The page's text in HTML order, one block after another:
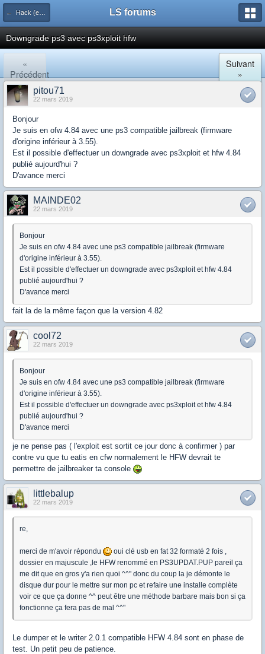
← Hack (exploits, homebrews...) LS forums
Downgrade ps3 avec ps3xploit hfw
«
Précédent
Suivant
»
pitou71
22 mars 2019
Bonjour
Je suis en ofw 4.84 avec une ps3 compatible jailbreak (firmware
d'origine inférieur à 3.55).
Est il possible d'effectuer un downgrade avec ps3xploit et hfw 4.84
publié aujourd'hui ?
D'avance merci
MAINDE02
22 mars 2019
Bonjour
Je suis en ofw 4.84 avec une ps3 compatible jailbreak (firmware
d'origine inférieur à 3.55).
Est il possible d'effectuer un downgrade avec ps3xploit et hfw 4.84
publié aujourd'hui ?
D'avance merci
fait la de la même façon que la version 4.82
cool72
22 mars 2019
Bonjour
Je suis en ofw 4.84 avec une ps3 compatible jailbreak (firmware
d'origine inférieur à 3.55).
Est il possible d'effectuer un downgrade avec ps3xploit et hfw 4.84
publié aujourd'hui ?
D'avance merci
je ne pense pas ( l'exploit est sortit ce jour donc à confirmer ) par
contre vu que tu eatis en cfw normalement le HFW devrait te
permettre de jailbreaker ta console
littlebalup
22 mars 2019
re,
merci de m'avoir répondu
oui clé usb en fat 32 formaté 2 fois ,
dossier en majuscule ,le HFW renommé en PS3UPDAT.PUP pareil ça
me dit que en gros y'a rien quoi ^^" donc du coup la je démonte le
disque dur pour le mettre sur mon pc et refaire une installe complète
voir ce que ça donne ^^ peut être une méthode barbare mais bon si ça
fonctionne ça fera pas de mal ^^"
Le dumper et le writer 2.0.1 compatible HFW 4.84 sont en phase de
test. Un petit peu de patience.